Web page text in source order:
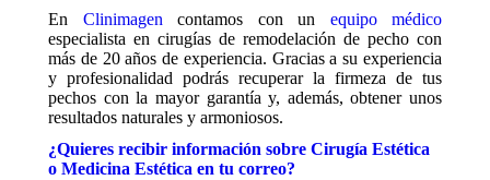
En Clinimagen contamos con un equipo médico
especialista en cirugías de remodelación de pecho con
más de 20 años de experiencia. Gracias a su experiencia
y profesionalidad podrás recuperar la firmeza de tus
pechos con la mayor garantía y, además, obtener unos
resultados naturales y armoniosos.
¿Quieres recibir información sobre Cirugía Estética
o Medicina Estética en tu correo?